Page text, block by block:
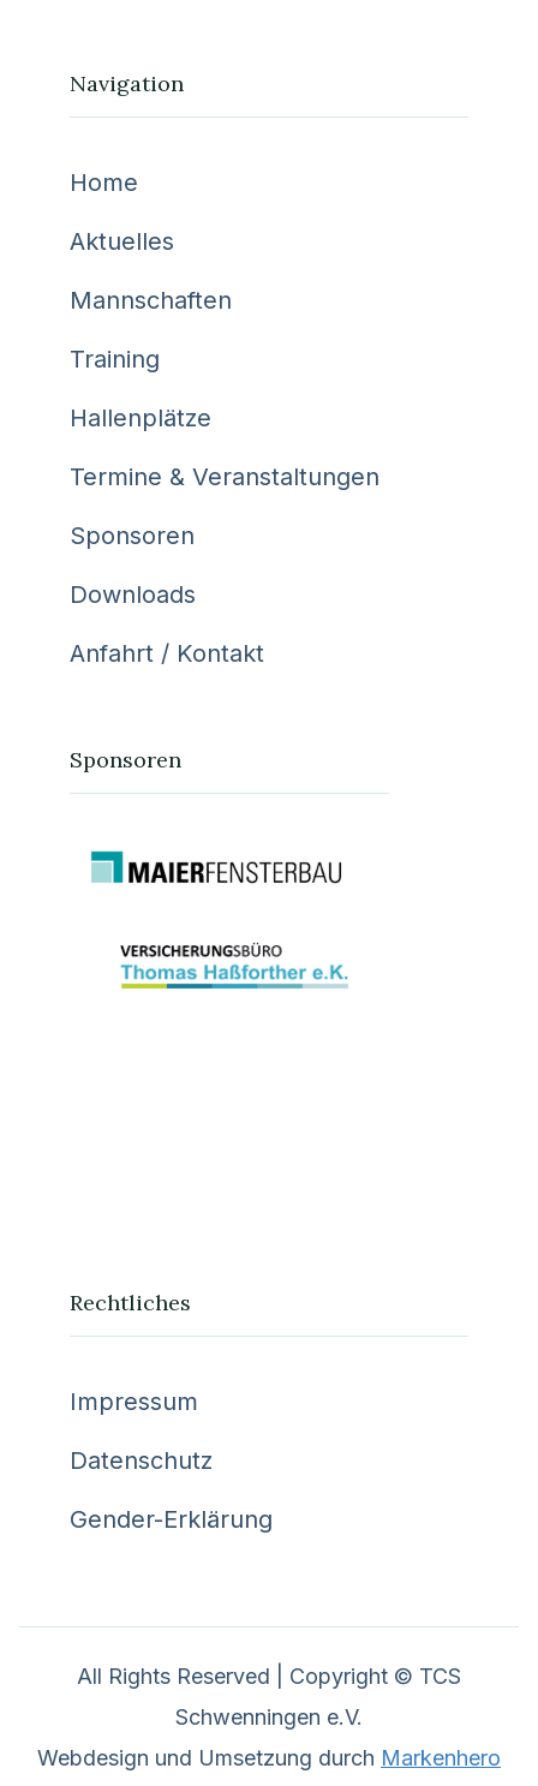
Navigation
Home
Aktuelles
Mannschaften
Training
Hallenplätze
Termine & Veranstaltungen
Sponsoren
Downloads
Anfahrt / Kontakt
Sponsoren
Rechtliches
Impressum
Datenschutz
Gender-Erklärung
All Rights Reserved | Copyright © TCS
Schwenningen e.V.
Webdesign und Umsetzung durch Markenhero